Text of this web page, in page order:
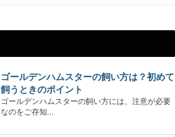
ゴールデンハムスターの飼い方は？初めて
飼うときのポイント
ゴールデンハムスターの飼い方には、注意が必要
なのをご存知...